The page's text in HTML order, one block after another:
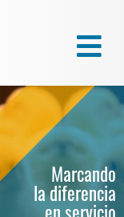
Marcando
la diferencia